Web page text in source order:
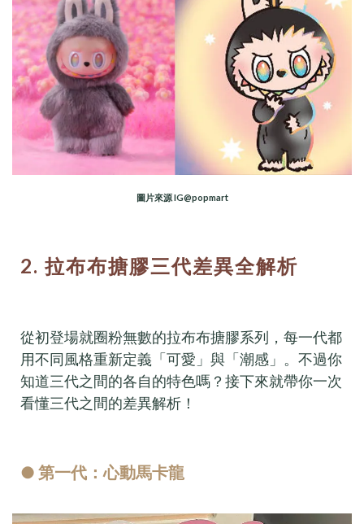
圖片來源 IG@popmart
2. 拉布布搪膠三代差異全解析
從初登場就圈粉無數的拉布布搪膠系列，每一代都
用不同風格重新定義「可愛」與「潮感」。不過你
知道三代之間的各自的特色嗎？接下來就帶你一次
看懂三代之間的差異解析！
● 第一代：心動馬卡龍